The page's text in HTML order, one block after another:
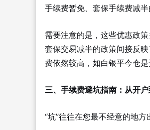
手续费暂免、套保手续费减半
需要注意的是，这些优惠政
套保交易减半的政策间接反
费依然较高，如白银平今仓
三、手续费避坑指南：从开
“坑”往往在您最不经意的地